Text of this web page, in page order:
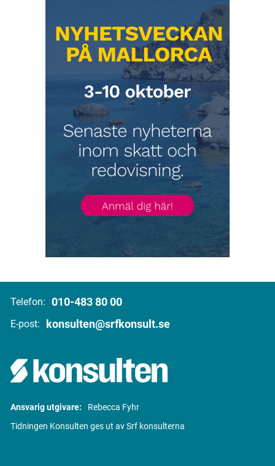
Telefon: 010-483 80 00
E-post: konsulten@srfkonsult.se
Ansvarig utgivare:
Rebecca Fyhr
Tidningen Konsulten ges ut av Srf konsulterna